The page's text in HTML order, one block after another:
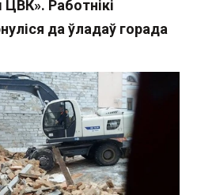
Работнікі
да ўладаў горада